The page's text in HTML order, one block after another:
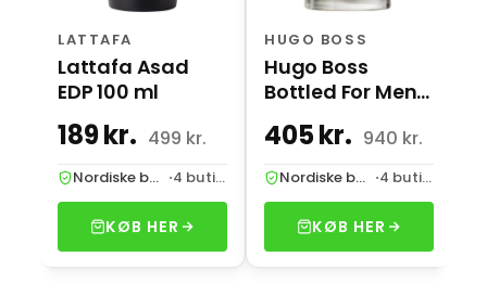
LATTAFA
Lattafa Asad
EDP 100 ml
189 kr. 499 kr.
Nordiske butikker · 4 butikker
KØB HER
HUGO BOSS
Hugo Boss
Bottled For Men
405 kr. 940 kr.
Nordiske butikker · 4 butikker
KØB HER